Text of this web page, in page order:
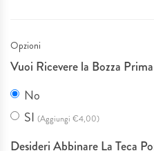
MATRIMONI & EVENTI
SERVIZIO TAGLIO LASER
Opzioni
Vuoi Ricevere la Bozza
No
SI (Aggiungi €4,00)
Desideri Abbinare La Teca